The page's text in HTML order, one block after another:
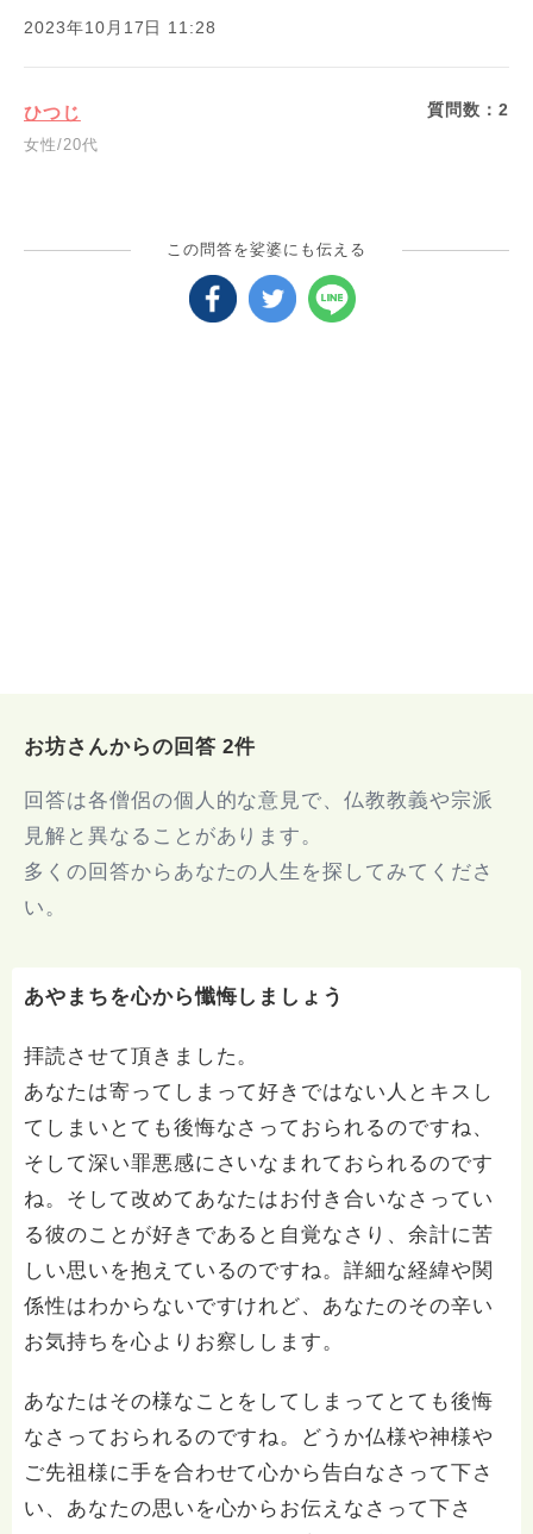
2023年10月17日 11:28
ひつじ
女性/20代
質問数：2
この問答を娑婆にも伝える
お坊さんからの回答 2件
回答は各僧侶の個人的な意見で、仏教教義や宗派
見解と異なることがあります。
多くの回答からあなたの人生を探してみてくださ
い。
あやまちを心から懺悔しましょう
拝読させて頂きました。
あなたは寄ってしまって好きではない人とキスし
てしまいとても後悔なさっておられるのですね、
そして深い罪悪感にさいなまれておられるのです
ね。そして改めてあなたはお付き合いなさってい
る彼のことが好きであると自覚なさり、余計に苦
しい思いを抱えているのですね。詳細な経緯や関
係性はわからないですけれど、あなたのその辛い
お気持ちを心よりお察しします。
あなたはその様なことをしてしまってとても後悔
なさっておられるのですね。どうか仏様や神様や
ご先祖様に手を合わせて心から告白なさって下さ
い、あなたの思いを心からお伝えなさって下さ